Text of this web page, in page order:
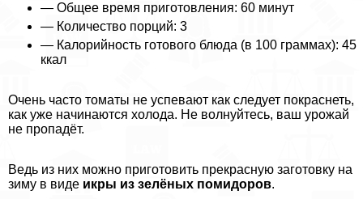
— Общее время приготовления: 60 минут
— Количество порций: 3
— Калорийность готового блюда (в 100 граммах): 45
ккал
Очень часто томаты не успевают как следует покраснеть,
как уже начинаются холода. Не волнуйтесь, ваш урожай
не пропадёт.
Ведь из них можно приготовить прекрасную заготовку на
зиму в виде икры из зелёных помидоров.